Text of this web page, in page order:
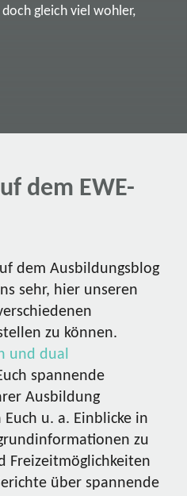
gleich viel wohler,
dem EWE-
dem Ausbildungsblog
sehr, hier unseren
zu können.
und dual
spannende
Ausbildung
u. a. Einblicke in
zu
Freizeitmöglichkeiten
über spannende